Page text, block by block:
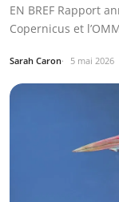
EN BREF Rapport
Copernicus et
Sarah Caron 5 mai 2026